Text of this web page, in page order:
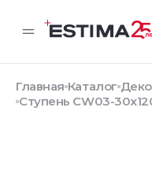
Главная Каталог
Ступень CW03-